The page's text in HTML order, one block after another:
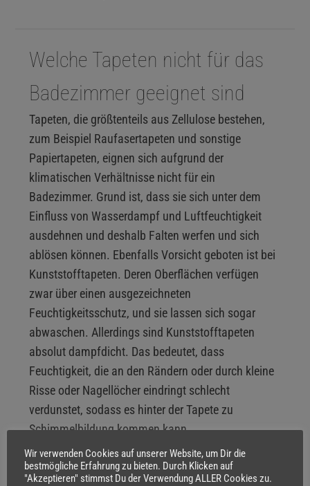
Welche Tapeten nicht für das
Badezimmer geeignet sind
Tapeten, die größtenteils aus Zellulose bestehen,
zum Beispiel Raufasertapeten und sonstige
Papiertapeten, eignen sich aufgrund der
klimatischen Verhältnisse nicht für ein
Badezimmer. Grund ist, dass sie sich unter dem
Einfluss von Wasserdampf und Luftfeuchtigkeit
ausdehnen und deshalb Falten werfen und sich
ablösen können. Ebenfalls Vorsicht geboten ist bei
Kunststofftapeten. Deren Oberflächen verfügen
zwar über einen ausgezeichneten
Feuchtigkeitsschutz, und sie lassen sich sogar
abwaschen. Allerdings sind Kunststofftapeten
absolut dampfdicht. Das bedeutet, dass
Feuchtigkeit, die an den Rändern oder durch kleine
Risse oder Nagellöcher eindringt schlecht
verdunstet, sodass es hinter der Tapete zu
Schimmelbildung kommen kann.
Wir verwenden Cookies auf unserer Website, um Dir die
bestmögliche Erfahrung zu bieten. Durch Klicken auf
"Akzeptieren" stimmst Du der Verwendung ALLER Cookies zu.